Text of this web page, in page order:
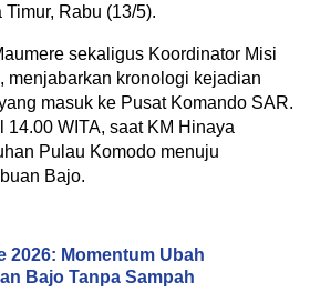
Rabu (13/5).
sekaligus Koordinator Misi
menjabarkan kronologi kejadian
masuk ke Pusat Komando SAR.
14.00 WITA, saat KM Hinaya
Pulau Komodo menuju
Bajo.
2026: Momentum Ubah
Bajo Tanpa Sampah